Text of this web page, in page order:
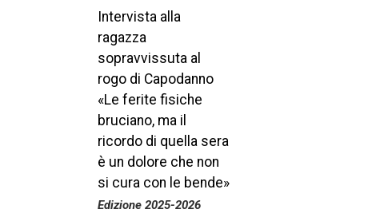
Intervista alla
ragazza
sopravvissuta al
rogo di Capodanno
«Le ferite fisiche
bruciano, ma il
ricordo di quella sera
è un dolore che non
si cura con le bende»
Edizione 2025-2026